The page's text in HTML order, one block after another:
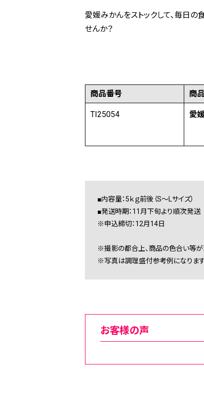
愛媛みかんをストックして、毎日
せんか？
商品番号 商
TI25054 愛
■内容量：5ｋｇ前後（S～Lサイズ）
■発送時期：11月下旬より順次発送
※申込締切：12月14日
※撮影の都合上、商品の色合い等が
※写真は調理盛付参考例になります
お客様の声